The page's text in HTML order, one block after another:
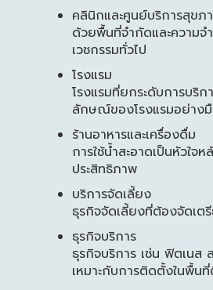
คลินิกและศูนย์บริการสุขภ
ด้วยพื้นที่จำกัดและความจ
เวชกรรมทั่วไป
โรงแรม
โรงแรมที่ยกระดับการบริก
ลักษณ์ของโรงแรมอย่าง
ร้านอาหารและเครื่องดื่ม
การใช้น้ำสะอาดเป็นหัวใ
ประสิทธิภาพ
บริการจัดเลี้ยง
ธุรกิจจัดเลี้ยงที่ต้องจัดเต
ธุรกิจบริการ
ธุรกิจบริการ เช่น ฟิตเนส
เหมาะกับการติดตั้งในพื้นที่